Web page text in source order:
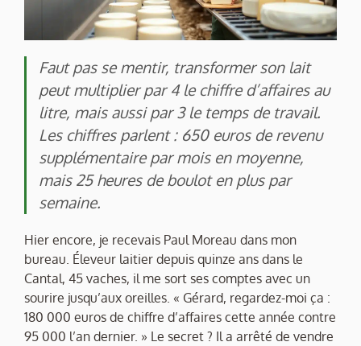
Faut pas se mentir, transformer son lait
peut multiplier par 4 le chiffre d’affaires au
litre, mais aussi par 3 le temps de travail.
Les chiffres parlent : 650 euros de revenu
supplémentaire par mois en moyenne,
mais 25 heures de boulot en plus par
semaine.
Hier encore, je recevais Paul Moreau dans mon
bureau. Éleveur laitier depuis quinze ans dans le
Cantal, 45 vaches, il me sort ses comptes avec un
sourire jusqu’aux oreilles. « Gérard, regardez-moi ça :
180 000 euros de chiffre d’affaires cette année contre
95 000 l’an dernier. » Le secret ? Il a arrêté de vendre